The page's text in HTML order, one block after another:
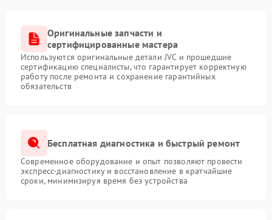
Оригинальные запчасти и
сертифицированные мастера
Используются оригинальные детали JVC и прошедшие
сертификацию специалисты, что гарантирует корректную
работу после ремонта и сохранение гарантийных
обязательств
Бесплатная диагностика и быстрый ремонт
Современное оборудование и опыт позволяют провести
экспресс-диагностику и восстановление в кратчайшие
сроки, минимизируя время без устройства